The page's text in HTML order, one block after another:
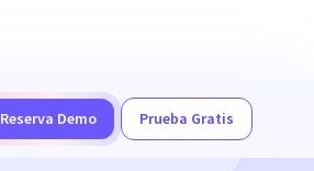
Reserva Demo
Prueba Gratis